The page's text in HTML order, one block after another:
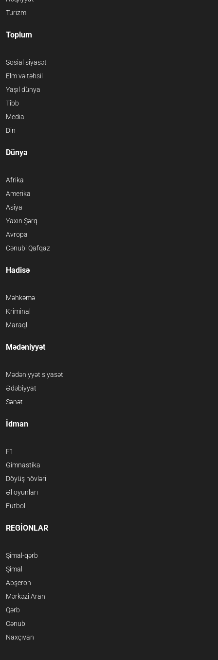
Turizm
Toplum
Sosial siyasət
Elm və təhsil
Yaşıl dünya
Tibb
Media
Din
Dünya
Afrika
Amerika
Asiya
Yaxın Şərq
Avropa
Cənubi Qafqaz
Hadisə
Məhkəmə
Kriminal
Maraqlı
Mədəniyyət
Mədəniyyət siyasəti
Ədəbiyyat
Sənət
İdman
F1
Gimnastika
Döyüş növləri
Əl oyunları
Futbol
REGİONLAR
Şimal-qərb
Şimal
Abşeron
Mərkəzi Aran
Qərb
Cənub
Naxçıvan